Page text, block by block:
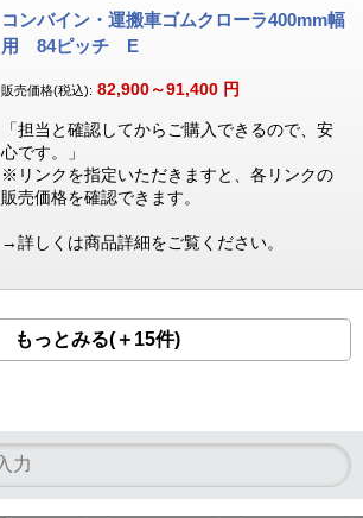
コンバイン・運搬車ゴムクローラ400mm幅
用 84ピッチ E
販売価格(税込): 82,900～91,400 円
「担当と確認してからご購入できるので、安
心です。」
※リンクを指定いただきますと、各リンクの
販売価格を確認できます。
→詳しくは商品詳細をご覧ください。
もっとみる(＋15件)